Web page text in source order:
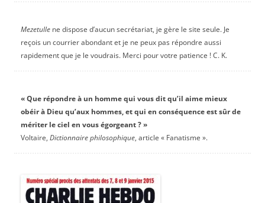
Mezetullene dispose d’aucun secrétariat, je gère le site seule. Je
reçois un courrier abondant et je ne peux pas répondre aussi
rapidement que je le voudrais. Merci pour votre patience ! C. K.
« Que répondre à un homme qui vous dit qu’il aime mieux
obéir à Dieu qu’aux hommes, et qui en conséquence est sûr de
mériter le ciel en vous égorgeant ? »
Voltaire, Dictionnaire philosophique, article « Fanatisme ».